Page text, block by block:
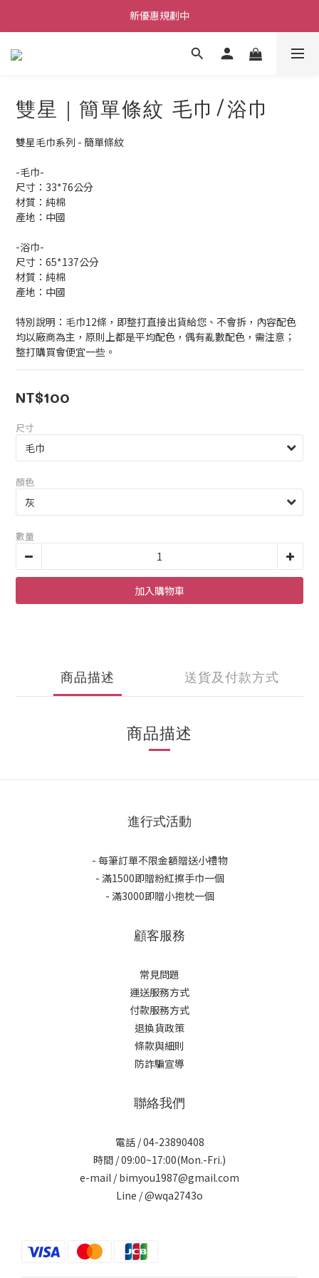
每筆訂單不限金額贈送小禮物
新優惠規劃中
雙星｜簡單條紋 毛巾/浴巾
雙星毛巾系列 - 簡單條紋
-毛巾-
尺寸：33*76公分
材質：純棉
產地：中國
-浴巾-
尺寸：65*137公分
材質：純棉
產地：中國
特別說明：毛巾12條，即整打直接出貨給您、不會拆，內容配色
均以廠商為主，原則上都是平均配色，偶有亂數配色，需注意；
整打購買會便宜一些。
NT$100
尺寸
顏色
數量
加入購物車
商品描述 送貨及付款方式
商品描述
進行式活動
- 每筆訂單不限金額贈送小禮物
- 滿1500即贈粉紅擦手巾一個
- 滿3000即贈小抱枕一個
顧客服務
常見問題
運送服務方式
付款服務方式
退換貨政策
條款與細則
防詐騙宣導
聯絡我們
電話 / 04-23890408
時間 / 09:00~17:00(Mon.-Fri.)
e-mail / bimyou1987@gmail.com
Line /@wqa2743o